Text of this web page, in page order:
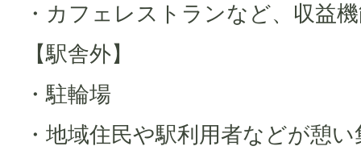
・カフェレストランなど、収益
【駅舎外】
・駐輪場
・地域住民や駅利用者などが憩